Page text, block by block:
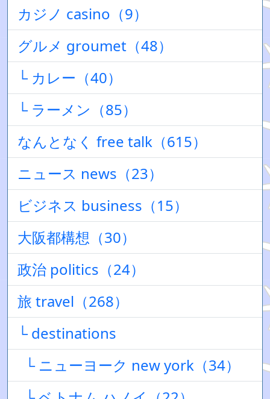
カジノ casino（9）
グルメ groumet（48）
└ カレー（40）
└ ラーメン（85）
なんとなく free talk（615）
ニュース news（23）
ビジネス business（15）
大阪都構想（30）
政治 politics（24）
旅 travel（268）
└ destinations
└ ニューヨーク new york（34）